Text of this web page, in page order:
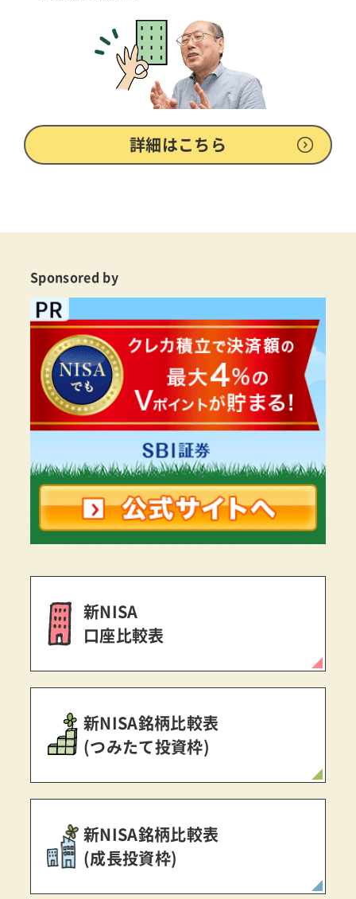
詳細はこちら
Sponsored by
新NISA
口座比較表
新NISA銘柄比較表
(つみたて投資枠)
新NISA銘柄比較表
(成長投資枠)